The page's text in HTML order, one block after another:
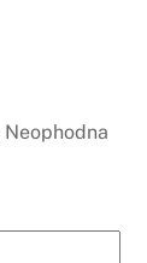
Neophodna